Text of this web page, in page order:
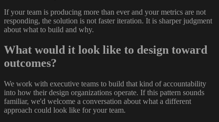
If your team is producing more than ever and your metrics are not
responding, the solution is not faster iteration. It is sharper judgment
about what to build and why.
What would it look like to design toward
outcomes?
We work with executive teams to build that kind of accountability
into how their design organizations operate. If this pattern sounds
familiar, we'd welcome a conversation about what a different
approach could look like for your team.